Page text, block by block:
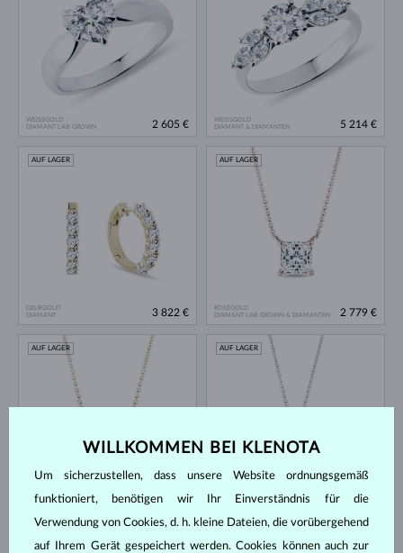
WEISSGOLD
DIAMANT LAB GROWN
2 605 €
WEISSGOLD
DIAMANT & DIAMANTEN
5 214 €
GELBGOLD
DIAMANT
AUF LAGER
3 822 €
ROSÉGOLD
DIAMANT LAB GROWN & DIAMANTEN
AUF LAGER
2 779 €
GELBGOLD
DIAMANT LAB GROWN & DIAMANTEN
AUF LAGER
2 779 €
WEISSGOLD
DIAMANT
AUF LAGER
3 300 €
WILLKOMMEN BEI KLENOTA
Um sicherzustellen, dass unsere Website ordnungsgemäß
funktioniert, benötigen wir Ihr Einverständnis für die
Verwendung von Cookies, d. h. kleine Dateien, die vorübergehend
auf Ihrem Gerät gespeichert werden. Cookies können auch zur